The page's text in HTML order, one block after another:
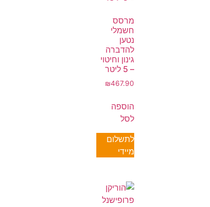
מרסס
חשמלי
נטען
להדברה
גינון וחיטוי
– 5 ליטר
₪467.90
הוספה
לסל
לתשלום
מיידי